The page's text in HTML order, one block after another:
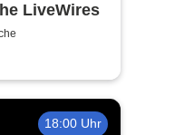
LiveWires
18:00 Uhr